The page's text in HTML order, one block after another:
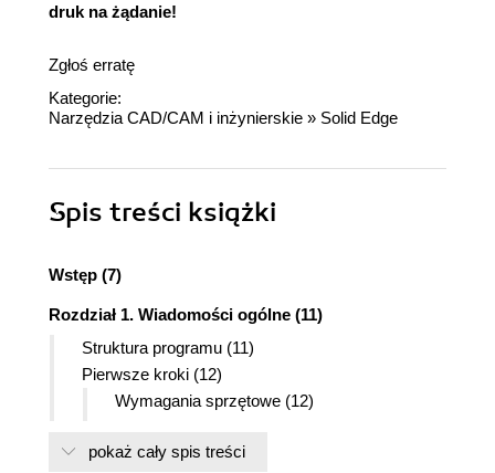
druk na żądanie!
Zgłoś erratę
Kategorie:
Narzędzia CAD/CAM i inżynierskie » Solid Edge
Spis treści książki
Wstęp (7)
Rozdział 1. Wiadomości ogólne (11)
Struktura programu (11)
Pierwsze kroki (12)
Wymagania sprzętowe (12)
Zabezpieczenia i kreator licencji (14)
pokaż cały spis treści